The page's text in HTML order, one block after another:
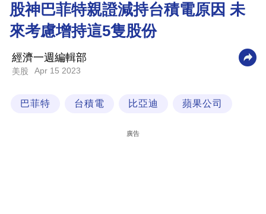
財
商
業
科
股神巴菲特親證減持台積電原因 未
來考慮增持這5隻股份
經濟一週編輯部
美股 Apr 15 2023
巴菲特 台積電 比亞迪 蘋果公司
廣告